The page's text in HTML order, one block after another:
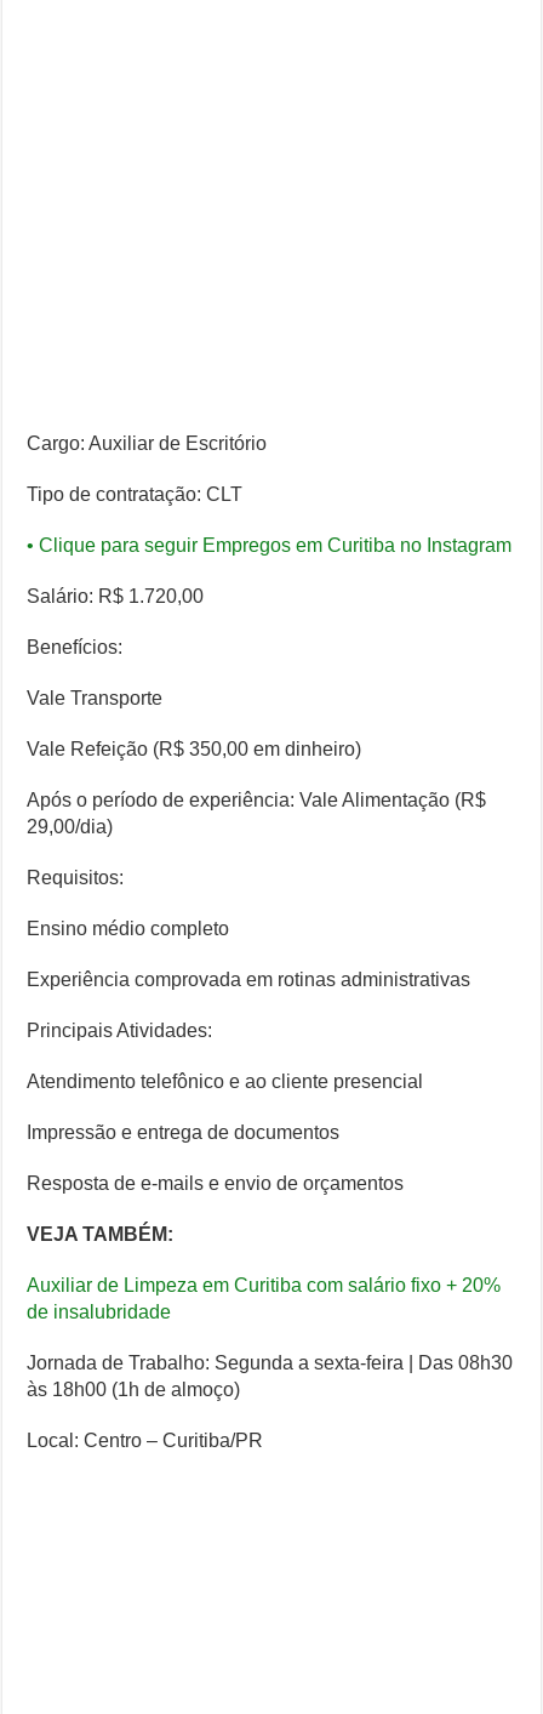
Cargo: Auxiliar de Escritório
Tipo de contratação: CLT
• Clique para seguir Empregos em Curitiba no Instagram
Salário: R$ 1.720,00
Benefícios:
Vale Transporte
Vale Refeição (R$ 350,00 em dinheiro)
Após o período de experiência: Vale Alimentação (R$
29,00/dia)
Requisitos:
Ensino médio completo
Experiência comprovada em rotinas administrativas
Principais Atividades:
Atendimento telefônico e ao cliente presencial
Impressão e entrega de documentos
Resposta de e-mails e envio de orçamentos
VEJA TAMBÉM:
Auxiliar de Limpeza em Curitiba com salário fixo + 20%
de insalubridade
Jornada de Trabalho: Segunda a sexta-feira | Das 08h30
às 18h00 (1h de almoço)
Local: Centro – Curitiba/PR